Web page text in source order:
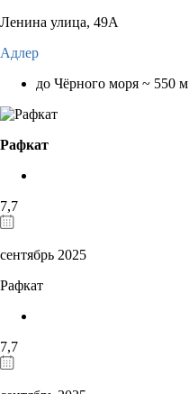
Ленина улица, 49А
Адлер
до Чёрного моря ~ 550 м
Рафкат
7,7
сентябрь 2025
Рафкат
7,7